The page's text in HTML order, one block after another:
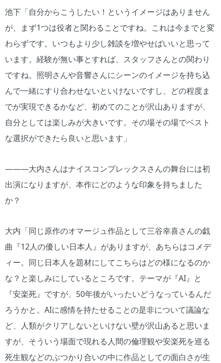
池下「自分からこうしたい！というイメージはありません
が、まず1つは役者と関わることですね。これは今までと変
わらずです。いつもより少し雑談を増やせばいいと思って
います。経験が無い事とすれば、スタッフさんとの関わり
ですね。照明さんや音響さんにシーンのイメージを持ち込
んで一緒にすり合わせないといけないですし、どの程度ま
でが実現できるかなど、初めてのことが沢山ありますが、
自分としては楽しみが大きいです。その場その場でベスト
な選択ができたら良いと思います」
―――大内さんはナイスコンプレックスさんの舞台には初
出演になりますが、本作にどのような印象を持ちました
か？
大内「同じ原作のオマージュ作品として三谷幸喜さんの戯
曲『12人の優しい日本人』がありますが、あちらはコメデ
ィー。同じ日本人を題材にしてこちらはどの様になるのか
な？と楽しみにしているところです。テーマが『AI』と
『安楽死』ですが、50年後がいったいどうなっているんだ
ろうかと。AIに感情を持たせることの是非について議論な
ど、人類がクリアしないといけない壁が沢山あると思いま
すが、そういう場面で現れる人間の倫理観や安楽死を巡る
死生観などのぶつかり合いの中に作品としての面白さが生